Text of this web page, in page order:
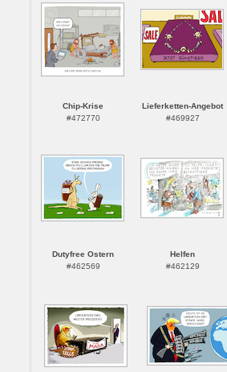
Chip-Krise
#472770
Lieferketten-Angebot
#469927
Dutyfree Ostern
#462569
Helfen
#462129